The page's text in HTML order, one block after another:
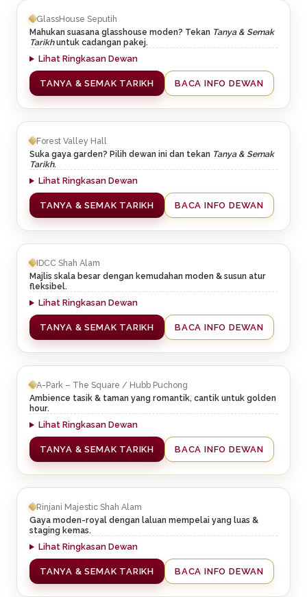
GlassHouse Seputih
Mahukan suasana glasshouse moden? Tekan Tanya & Semak
Tarikhuntuk cadangan pakej.
Lihat Ringkasan Dewan
TANYA & SEMAK TARIKH BACA INFO DEWAN
Forest Valley Hall
Suka gaya garden? Pilih dewan ini dan tekan Tanya & Semak
Tarikh.
Lihat Ringkasan Dewan
TANYA & SEMAK TARIKH BACA INFO DEWAN
IDCC Shah Alam
Majlis skala besar dengan kemudahan moden & susun atur
fleksibel.
Lihat Ringkasan Dewan
TANYA & SEMAK TARIKH BACA INFO DEWAN
A-Park – The Square / Hubb Puchong
Ambience tasik & taman yang romantik, cantik untuk golden
hour.
Lihat Ringkasan Dewan
TANYA & SEMAK TARIKH BACA INFO DEWAN
Rinjani Majestic Shah Alam
Gaya moden-royal dengan laluan mempelai yang luas &
staging kemas.
Lihat Ringkasan Dewan
TANYA & SEMAK TARIKH BACA INFO DEWAN